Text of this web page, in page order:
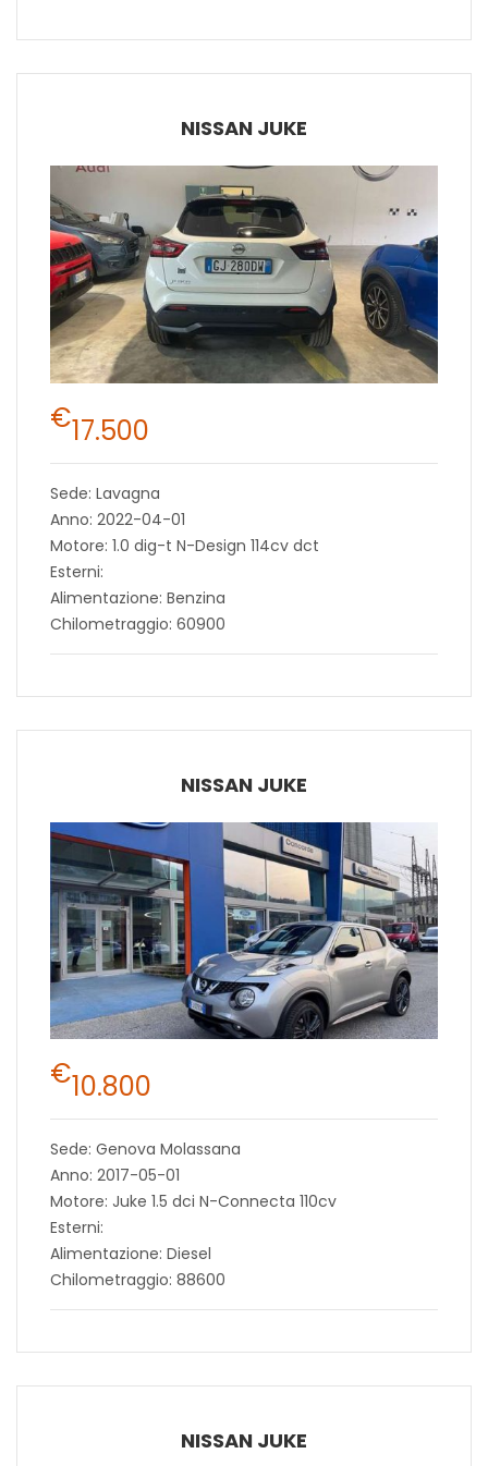
NISSAN JUKE
€17.500
Sede: Lavagna
Anno: 2022-04-01
Motore: 1.0 dig-t N-Design 114cv dct
Esterni:
Alimentazione: Benzina
Chilometraggio: 60900
NISSAN JUKE
€10.800
Sede: Genova Molassana
Anno: 2017-05-01
Motore: Juke 1.5 dci N-Connecta 110cv
Esterni:
Alimentazione: Diesel
Chilometraggio: 88600
NISSAN JUKE